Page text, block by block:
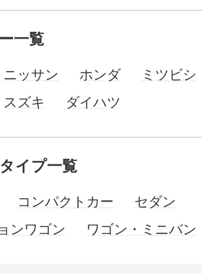
一覧
ニッサン ホンダ
ミツビシ
スズキ ダイハツ
イプ一覧
コンパクトカー
セダン
ンワゴン
ワゴン・ミニバン